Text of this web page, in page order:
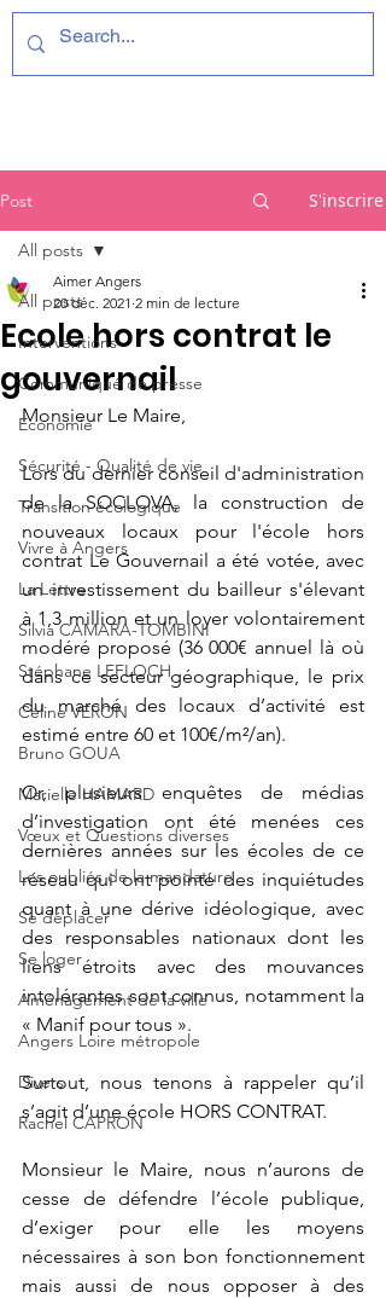
Post S'inscrire
All posts
Interventions
Communiqué de presse
Economie
Sécurité - Qualité de vie
Transition écologique
Vivre à Angers
La Lettre
Silvia CAMARA-TOMBINI
Stéphane LEFLOCH
Céline VERON
Bruno GOUA
Marielle HAMARD
Vœux et Questions diverses
Les oubliés de la mandature
Se déplacer
Se loger
Aménagement de la ville
Angers Loire métropole
Divers
Rachel CAPRON
All posts
Ecole hors contrat le
gouvernail
Aimer Angers
20 déc. 2021 2 min de lecture
Monsieur Le Maire,
Lors du dernier conseil d'administration
de la SOCLOVA, la construction de
nouveaux locaux pour l'école hors
contrat Le Gouvernail a été votée, avec
un investissement du bailleur s'élevant
à 1,3 million et un loyer volontairement
modéré proposé (36 000€ annuel là où
dans ce secteur géographique, le prix
du marché des locaux d’activité est
estimé entre 60 et 100€/m²/an).
Or, plusieurs enquêtes de médias
d’investigation ont été menées ces
dernières années sur les écoles de ce
réseau qui ont pointé des inquiétudes
quant à une dérive idéologique, avec
des responsables nationaux dont les
liens étroits avec des mouvances
intolérantes sont connus, notamment la
« Manif pour tous ».
Surtout, nous tenons à rappeler qu’il
s’agit d’une école HORS CONTRAT.
Monsieur le Maire, nous n’aurons de
cesse de défendre l’école publique,
d’exiger pour elle les moyens
nécessaires à son bon fonctionnement
mais aussi de nous opposer à des